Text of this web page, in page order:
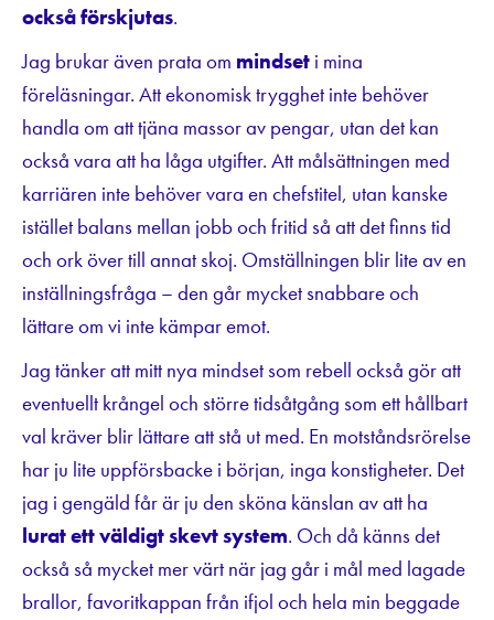
också förskjutas.
Jag brukar även prata om mindset i mina
föreläsningar. Att ekonomisk trygghet inte behöver
handla om att tjäna massor av pengar, utan det kan
också vara att ha låga utgifter. Att målsättningen med
karriären inte behöver vara en chefstitel, utan kanske
istället balans mellan jobb och fritid så att det finns tid
och ork över till annat skoj. Omställningen blir lite av en
inställningsfråga – den går mycket snabbare och
lättare om vi inte kämpar emot.
Jag tänker att mitt nya mindset som rebell också gör att
eventuellt krångel och större tidsåtgång som ett hållbart
val kräver blir lättare att stå ut med. En motståndsrörelse
har ju lite uppförsbacke i början, inga konstigheter. Det
jag i gengäld får är ju den sköna känslan av att ha
lurat ett väldigt skevt system. Och då känns det
också så mycket mer värt när jag går i mål med lagade
brallor, favoritkappan från ifjol och hela min beggade